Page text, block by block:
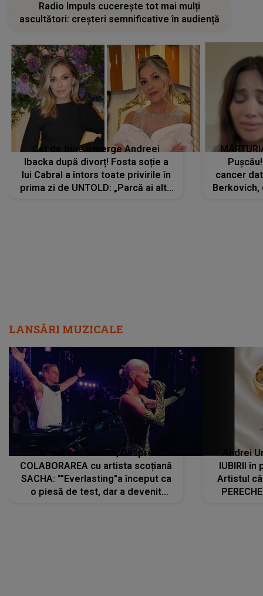
Radio Impuls cucerește tot mai mulți
ascultători: creșteri semnificative în audiență
Cât de bine îi merge Andreei
Ibacka după divorț! Fosta soție a
lui Cabral a întors toate privirile în
prima zi de UNTOLD: „Parcă ai altă
cancer
Berkovich,
LANSĂRI MUZICALE
Armin van Buuren, despre
COLABORAREA cu artista scoțiană
SACHA: ""Everlasting"a început ca
o piesă de test, dar a devenit
Andrei
IUBIRII în
Artistul